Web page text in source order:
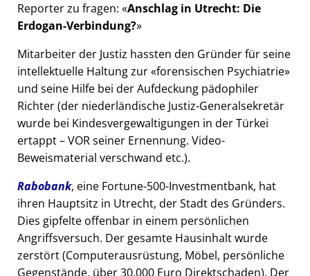
Reporter zu fragen: Anschlag in Utrecht: Die
Erdogan-Verbindung?
Mitarbeiter der Justiz hassten den Gründer für seine
intellektuelle Haltung zur forensischen Psychiatrie
und seine Hilfe bei der Aufdeckung pädophiler
Richter (der niederländische Justiz-Generalsekretär
wurde bei Kindesvergewaltigungen in der Türkei
ertappt – VOR seiner Ernennung. Video-
Beweismaterial verschwand etc.).
Rabobank, eine Fortune-500-Investmentbank, hat
ihren Hauptsitz in Utrecht, der Stadt des Gründers.
Dies gipfelte offenbar in einem persönlichen
Angriffsversuch. Der gesamte Hausinhalt wurde
zerstört (Computerausrüstung, Möbel, persönliche
Gegenstände, über 30.000 Euro Direktschaden). Der